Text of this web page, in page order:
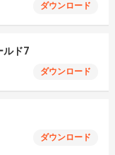
ダウンロード
ルド7
ダウンロード
ダウンロード